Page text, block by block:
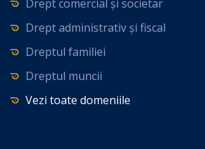
Drept comercial și societar
Drept administrativ și fiscal
Dreptul familiei
Dreptul muncii
Vezi toate domeniile